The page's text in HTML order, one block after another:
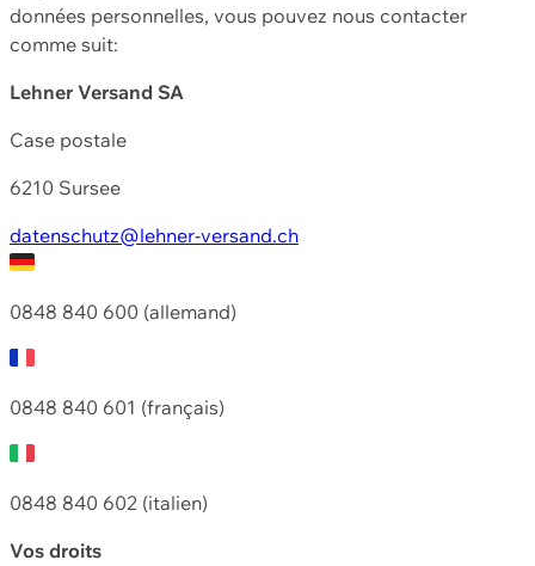
données personnelles, vous pouvez nous contacter
comme suit:
Lehner Versand SA
Case postale
6210 Sursee
datenschutz@lehner-versand.ch
0848 840 600 (allemand)
0848 840 601 (français)
0848 840 602 (italien)
Vos droits